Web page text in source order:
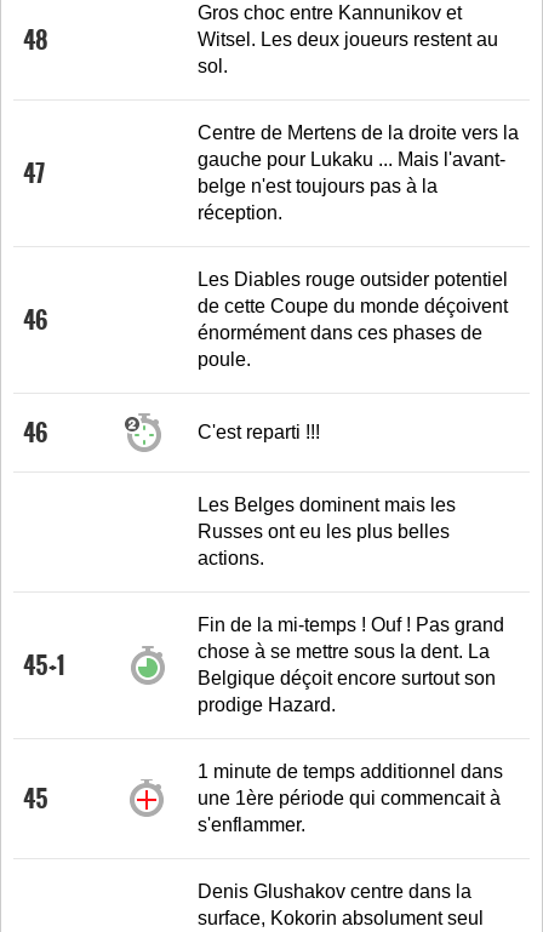
48
Gros choc entre Kannunikov et
Witsel. Les deux joueurs restent au
sol.
47
Centre de Mertens de la droite vers la
gauche pour Lukaku ... Mais l'avant-
belge n'est toujours pas à la
réception.
46
Les Diables rouge outsider potentiel
de cette Coupe du monde déçoivent
énormément dans ces phases de
poule.
46 C'est reparti !!!
Les Belges dominent mais les
Russes ont eu les plus belles
actions.
45+1
Fin de la mi-temps ! Ouf ! Pas grand
chose à se mettre sous la dent. La
Belgique déçoit encore surtout son
prodige Hazard.
45
1 minute de temps additionnel dans
une 1ère période qui commencait à
s'enflammer.
Denis Glushakov centre dans la
surface, Kokorin absolument seul